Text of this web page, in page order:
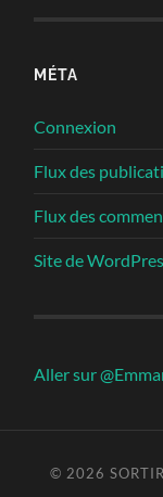
MÉTA
Connexion
Flux des
Flux des
Site de
Aller sur
© 2026